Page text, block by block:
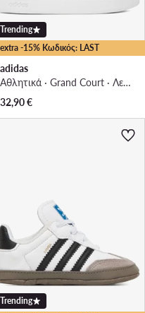
extra -15% Κωδικός: LAST
Trending
adidas
Αθλητικά · Grand Court · Λευκό
32,90€
Trending